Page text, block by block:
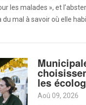
les malades », et
mal à savoir où elle
les
Aoû 09, 2026